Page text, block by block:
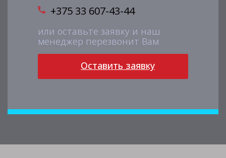
+375 33 607-43-44
или оставьте заявку и наш
менеджер перезвонит Вам
Оставить заявку